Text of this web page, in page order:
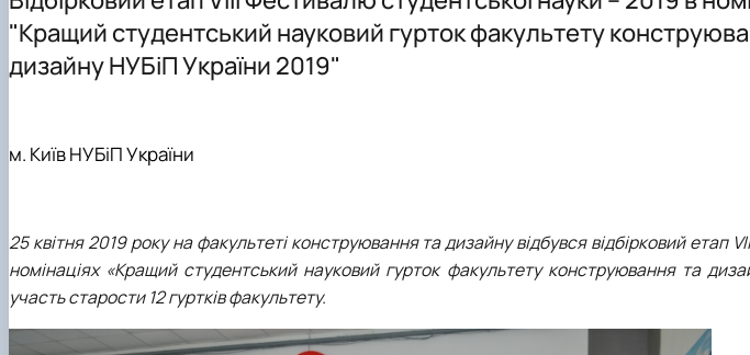
Навчальні лабораторії
Освітні програми кафедри
Співпраця
Освітньо-професійна програма «Машини та обладнання сільськогосподарського
2026-2027
Мехатроніка
Комп'ютерний зір в машинобудуванні
Конструювання машин
"Кращий студентський науковий гурток факультету
дизайну НУБіП України 2019"
м. Київ НУБіП України
25 квітня 2019 року на факультеті конструювання та дизайну відбувся відбірковий етап
номінаціях «Кращий студентський науковий гурток факультету конструювання та
участь старости 12 гуртків факультету.